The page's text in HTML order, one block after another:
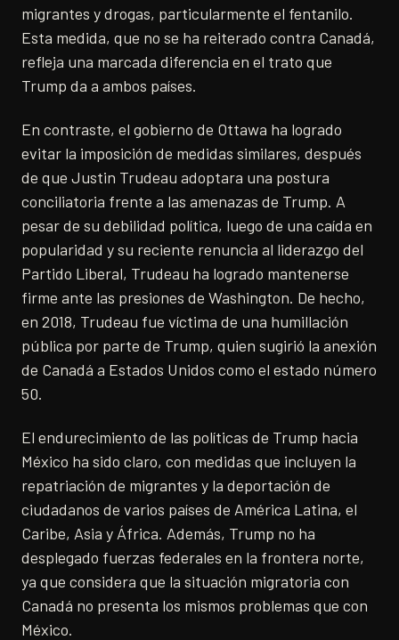
migrantes y drogas, particularmente el fentanilo.
Esta medida, que no se ha reiterado contra Canadá,
refleja una marcada diferencia en el trato que
Trump da a ambos países.
En contraste, el gobierno de Ottawa ha logrado
evitar la imposición de medidas similares, después
de que Justin Trudeau adoptara una postura
conciliatoria frente a las amenazas de Trump. A
pesar de su debilidad política, luego de una caída en
popularidad y su reciente renuncia al liderazgo del
Partido Liberal, Trudeau ha logrado mantenerse
firme ante las presiones de Washington. De hecho,
en 2018, Trudeau fue víctima de una humillación
pública por parte de Trump, quien sugirió la anexión
de Canadá a Estados Unidos como el estado número
50.
El endurecimiento de las políticas de Trump hacia
México ha sido claro, con medidas que incluyen la
repatriación de migrantes y la deportación de
ciudadanos de varios países de América Latina, el
Caribe, Asia y África. Además, Trump no ha
desplegado fuerzas federales en la frontera norte,
ya que considera que la situación migratoria con
Canadá no presenta los mismos problemas que con
México.